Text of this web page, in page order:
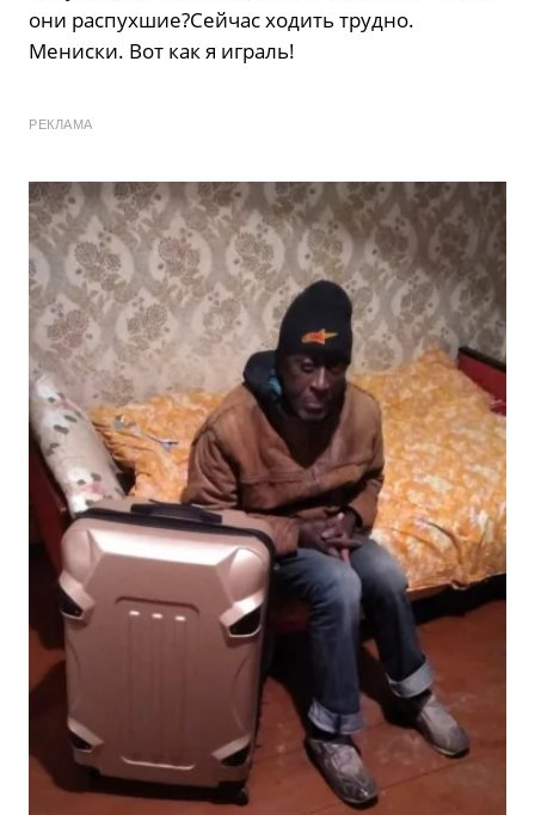
они распухшие?Сейчас ходить трудно.
Мениски. Вот как я играль!
РЕКЛАМА